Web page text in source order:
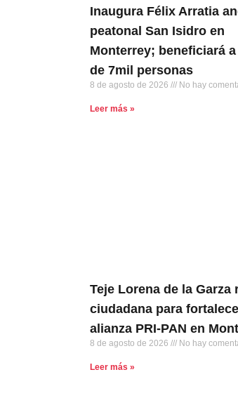
Inaugura Félix Arratia
peatonal San Isidro en
Monterrey; beneficiará
de 7mil personas
8 de agosto de 2026 No hay
Leer más »
Teje Lorena de la Garza
ciudadana para
alianza PRI-PAN en
8 de agosto de 2026 No hay
Leer más »